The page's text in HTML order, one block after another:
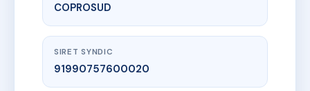
COPROSUD
SIRET SYNDIC
91990757600020